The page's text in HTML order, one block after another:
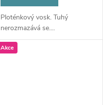
Ploténkový vosk. Tuhý
nerozmazává se....
Akce